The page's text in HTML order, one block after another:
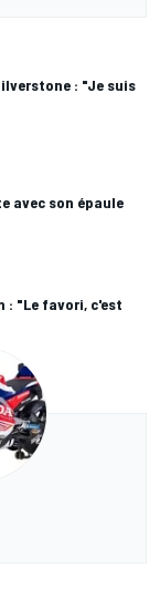
: "Je suis
avec son épaule
: "Le favori, c'est